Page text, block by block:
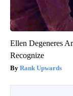
Ellen Degeneres
Recognize
Rank Upwards